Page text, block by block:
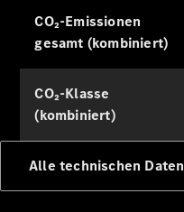
vereinbaren
Service &
Reparatur
Pannen- &
Schadenhilfe
Versicherung
Miete
Mercedes-
Benz Apps
CO₂-Emissionen
gesamt (kombiniert)
CO₂-Klasse
(kombiniert)
Alle technischen Daten